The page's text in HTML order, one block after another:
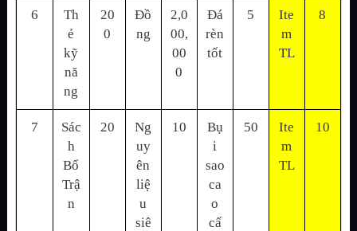
6
Th
ẻ
kỹ
nă
ng
20
0
Đồ
ng
2,0
00,
00
0
Đá
rèn
tốt
5
Ite
m
TL
8
7
Sác
h
Bố
Trậ
n
20
Ng
uy
ên
liệ
u
siê
10
Bụ
i
sao
ca
o
cấ
50
Ite
m
TL
10